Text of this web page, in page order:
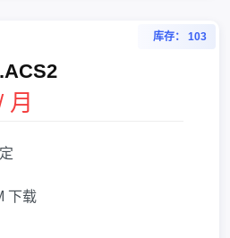
库存： 103
月
下载